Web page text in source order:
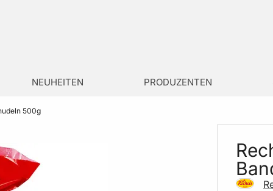
NEUHEITEN PRODUZENTEN
500g